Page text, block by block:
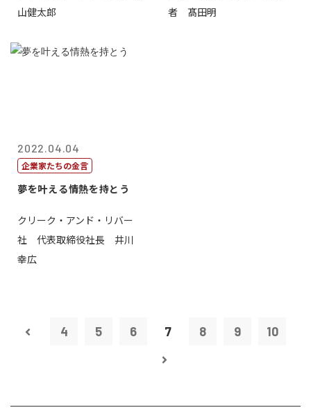
山健太郎
者 髙田明
2022.04.04
企業家たちの金言
夢を叶える情熱を持とう
クリーク・アンド・リバー
社 代表取締役社長 井川
幸広
4 5 6 7 8 9 10